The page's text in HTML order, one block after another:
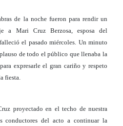
de la noche fueron para rendir un
a Mari Cruz Berzosa, esposa del
el pasado miércoles. Un minuto
de todo el público que llenaba la
expresarle el gran cariño y respeto
fiesta.
proyectado en el techo de nuestra
conductores del acto a continuar la